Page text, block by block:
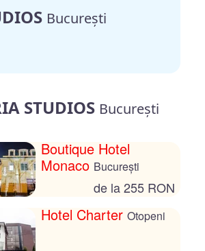
București
STUDIOS București
Boutique Hotel
Monaco București
de la 255 RON
Hotel Charter Otopeni